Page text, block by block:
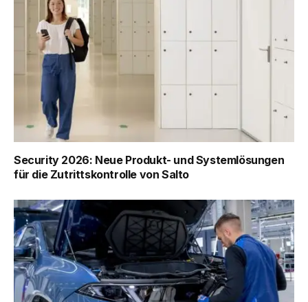
Security 2026: Neue Produkt- und Systemlösungen
für die Zutrittskontrolle von Salto